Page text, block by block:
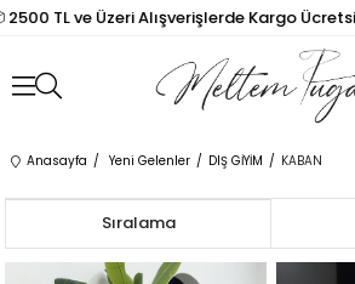
TL ve Üzeri Alışverişlerde Kargo Ücretsiz!
Anasayfa Yeni Gelenler DIŞ GİYİM KABAN
Sıralama